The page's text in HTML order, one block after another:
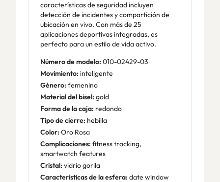
características de seguridad incluyen
detección de incidentes y compartición de
ubicación en vivo. Con más de 25
aplicaciones deportivas integradas, es
perfecto para un estilo de vida activo.
Número de modelo: 010-02429-03
Movimiento: inteligente
Género: femenino
Material del bisel: gold
Forma de la caja: redondo
Tipo de cierre: hebilla
Color: Oro Rosa
Complicaciones: fitness tracking,
smartwatch features
Cristal: vidrio gorila
Características de la esfera: date window